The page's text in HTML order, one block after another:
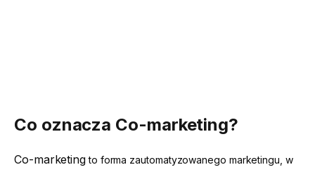
Co oznacza Co-marketing?
Co-marketingto forma zautomatyzowanego marketingu, w